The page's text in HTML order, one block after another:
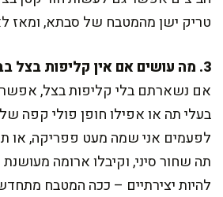
טריק ישן מהמטבח של סבתא, ומאז
3. מה עושים אם אין קליפות בצל בבית?
אם נשארתם בלי קליפות בצל,
בעלי תה או אפילו חופן פולי קפה
לפעמים אני שמה מעט פפריקה, או
תה שחור סיני, וקיבלו ארומה מעושנת
להיות יצירתיים – ככה המטבח